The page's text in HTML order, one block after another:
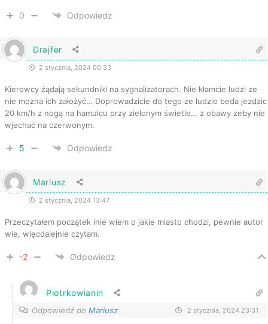
0 Odpowiedz
Drajfer
2 stycznia, 2024 00:33
Kierowcy żądają sekundniki na sygnalizatorach. Nie kłamcie ludzi ze
nie mozna ich założyć… Doprowadzicie do tego ze ludzie beda jezdzic
20 km/h z nogą na hamulcu przy zielonym świetle… z obawy zeby nie
wjechać na czerwonym.
5 Odpowiedz
Mariusz
2 stycznia, 2024 13:47
Przeczytałem początek inie wiem o jakie miasto chodzi, pewnie autor
wie, więcdalejnie czytam.
-2 Odpowiedz
Piotrkowianin
Odpowiedź do Mariusz 2 stycznia, 2024 23:31